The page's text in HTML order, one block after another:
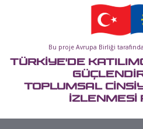
Bu proje Avrupa Birliği
TÜRKİYE'DE
TOPLUMSAL
İZLENMESİ